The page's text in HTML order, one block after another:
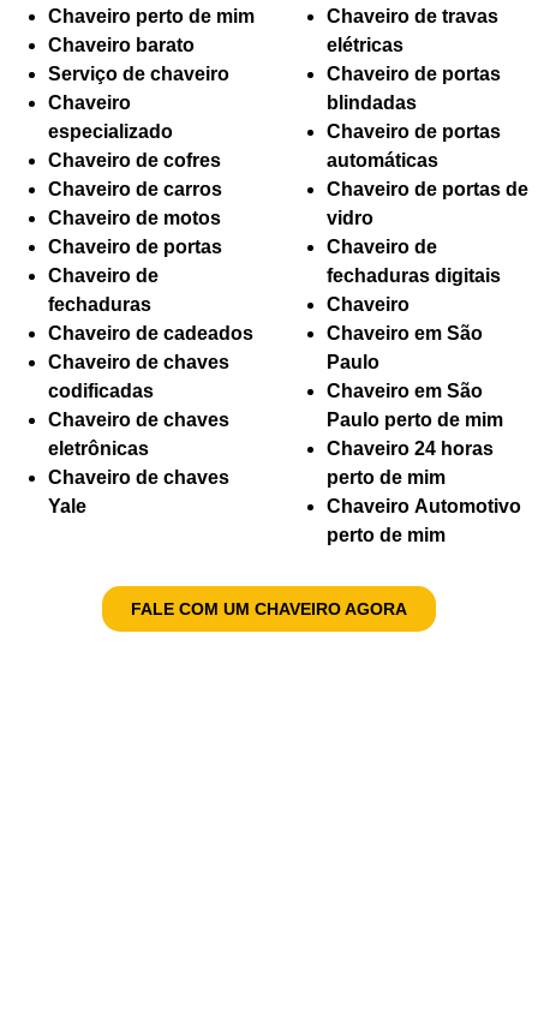
Chaveiro perto de mim
Chaveiro barato
Serviço de chaveiro
Chaveiro
especializado
Chaveiro de cofres
Chaveiro de carros
Chaveiro de motos
Chaveiro de portas
Chaveiro de
fechaduras
Chaveiro de cadeados
Chaveiro de chaves
codificadas
Chaveiro de chaves
eletrônicas
Chaveiro de chaves
Yale
Chaveiro de travas
elétricas
Chaveiro de portas
blindadas
Chaveiro de portas
automáticas
Chaveiro de portas de
vidro
Chaveiro de
fechaduras digitais
Chaveiro
Chaveiro em São
Paulo
Chaveiro em São
Paulo perto de mim
Chaveiro 24 horas
perto de mim
Chaveiro Automotivo
perto de mim
FALE COM UM CHAVEIRO AGORA